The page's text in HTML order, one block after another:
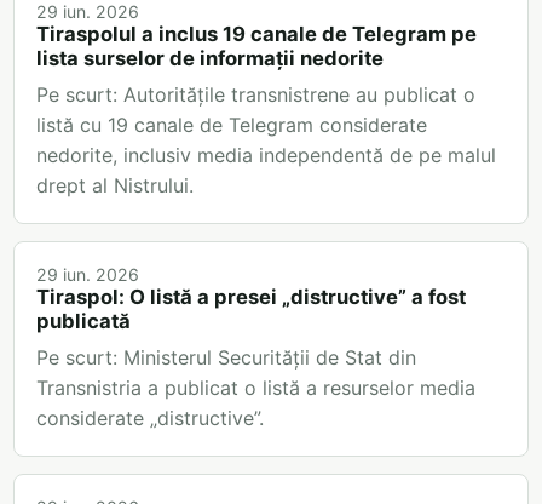
29 iun. 2026
Tiraspolul a inclus 19 canale de Telegram pe
lista surselor de informații nedorite
Pe scurt: Autoritățile transnistrene au publicat o
listă cu 19 canale de Telegram considerate
nedorite, inclusiv media independentă de pe malul
drept al Nistrului.
29 iun. 2026
Tiraspol: O listă a presei „distructive” a fost
publicată
Pe scurt: Ministerul Securității de Stat din
Transnistria a publicat o listă a resurselor media
considerate „distructive”.